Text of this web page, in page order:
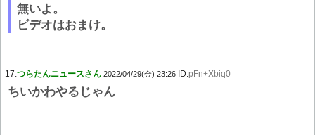
無いよ。
ビデオはおまけ。
17:つらたんニュースさん 2022/04/29(金) 23:26 ID:pFn+Xbiq0
ちいかわやるじゃん